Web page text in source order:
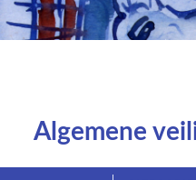
Algemene